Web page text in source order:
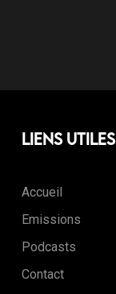
Liens Utiles
Accueil
Emissions
Podcasts
Contact